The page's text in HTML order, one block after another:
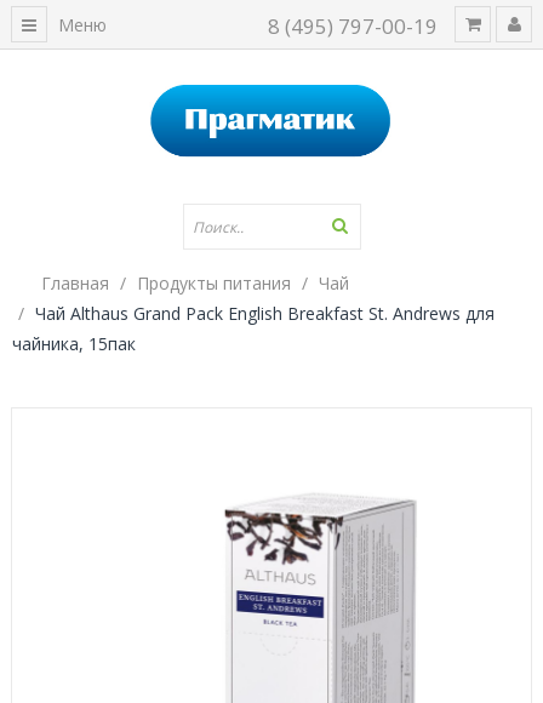
8 (495) 797-00-19
Меню
Главная Продукты питания
Чай
Чай Althaus Grand Pack English Breakfast St. Andrews для
чайника, 15пак